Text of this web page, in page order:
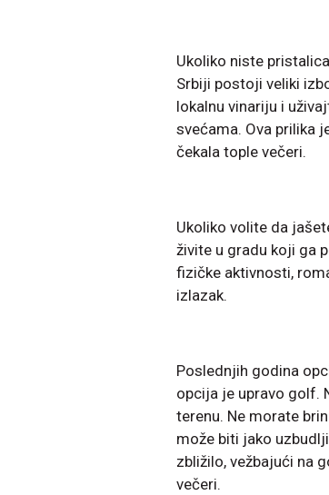
Ukoliko niste
Srbiji postoji veliki
lokalnu vinariju i
svećama. Ova prilika
čekala tople večeri.
Ukoliko volite da
živite u gradu koji ga
fizičke aktivnosti,
izlazak.
Poslednjih godina
opcija je upravo golf.
terenu. Ne morate
može biti jako
zbližilo, vežbajući na
večeri.